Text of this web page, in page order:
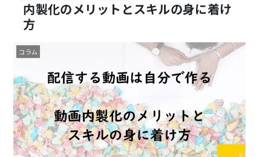
内製化のメリットとスキルの身に着け
方
コラム